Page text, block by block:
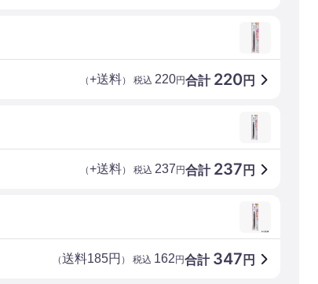
合計 220円
（+送料） 税込 220円
合計 237 円
（+送料） 税込 237円
合計 347 円
（送料185円 ） 税込 162円